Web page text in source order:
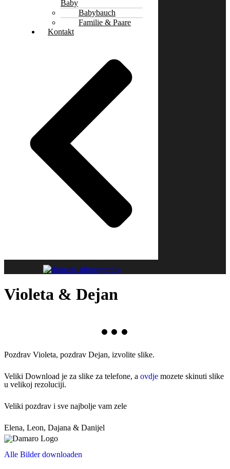
Baby
Babybauch
Familie & Paare
Kontakt
Violeta & Dejan
Pozdrav Violeta, pozdrav Dejan, izvolite slike.
Veliki Download je za slike za telefone, a ovdje mozete skinuti slike
u velikoj rezoluciji.
Veliki pozdrav i sve najbolje vam zele
Elena, Leon, Dajana & Danijel
Alle Bilder downloaden